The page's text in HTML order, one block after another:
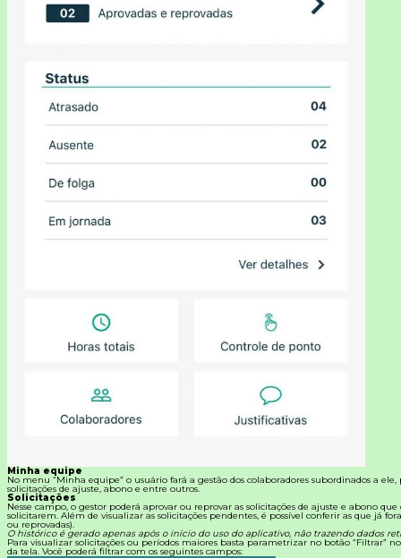
Minha equipe
No menu “Minha equipe” o usuário fará a gestão dos colaboradores subordinados a
solicitações de ajuste, abono e entre outros.
Solicitações
Nesse campo, o gestor poderá aprovar ou reprovar as solicitações de ajuste e abono que
solicitarem. Além de visualizar as solicitações pendentes, é possível conferir as que já
ou reprovadas).
O histórico é gerado apenas após o início do uso do aplicativo, não trazendo dados
Para visualizar solicitações ou períodos maiores basta parametrizar no botão “Filtrar”
da tela. Você poderá filtrar com os seguintes campos: